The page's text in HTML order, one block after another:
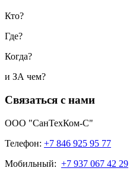
Кто?
Где?
Когда?
и ЗА чем?
Связаться с нами
ООО "СанТехКом-С"
Телефон: +7 846 925 95 77
Мобильный: +7 937 067 42 29